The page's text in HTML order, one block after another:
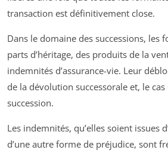
transaction est définitivement close.
Dans le domaine des successions, les
parts d’héritage, des produits de la
indemnités d’assurance-vie. Leur
de la dévolution successorale et, le
succession.
Les indemnités, qu’elles soient issues
d’une autre forme de préjudice, sont